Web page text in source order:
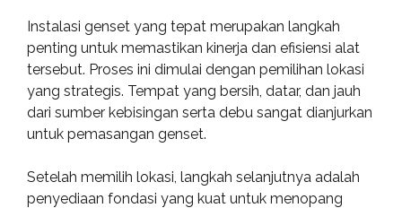
Instalasi genset yang tepat merupakan langkah
penting untuk memastikan kinerja dan efisiensi alat
tersebut. Proses ini dimulai dengan pemilihan lokasi
yang strategis. Tempat yang bersih, datar, dan jauh
dari sumber kebisingan serta debu sangat dianjurkan
untuk pemasangan genset.
Setelah memilih lokasi, langkah selanjutnya adalah
penyediaan fondasi yang kuat untuk menopang